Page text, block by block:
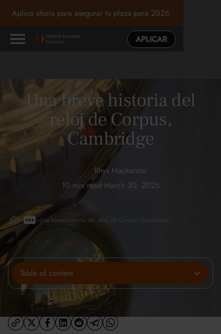
Aplica ahora para asegurar tu plaza para 2026.
APLICAR
Una breve historia del
reloj de Corpus,
Cambridge
Rhys Mackenzie
10 min read•March 30, 2026
> >Una breve historia del reloj de Corpus, Cambridge
Table of content